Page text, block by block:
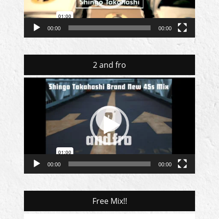
00:00 00:00
2 and fro
00:00 00:00
Free Mix!!